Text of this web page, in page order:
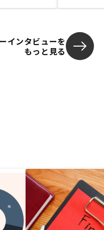
インタビューを
もっと見る